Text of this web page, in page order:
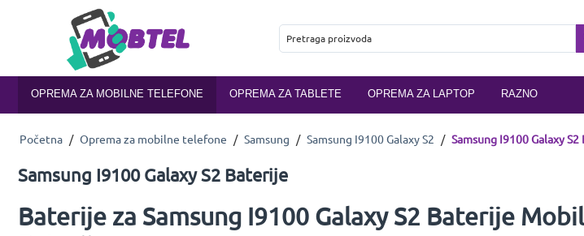
OPREMA ZA MOBILNE TELEFONE OPREMA ZA TABLETE OPREMA ZA LAPTOP RAZNO
Početna / Oprema za mobilne telefone / Samsung / Samsung I9100 Galaxy S2 / Samsung I9100 Galaxy
Samsung I9100 Galaxy S2 Baterije
Baterije za Samsung I9100 Galaxy S2 Baterije